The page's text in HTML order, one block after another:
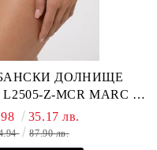
ДОЛНИЩЕ
L2505-Z-MCR MARC &
ANDRE35.17 лв.
87.90 лв.